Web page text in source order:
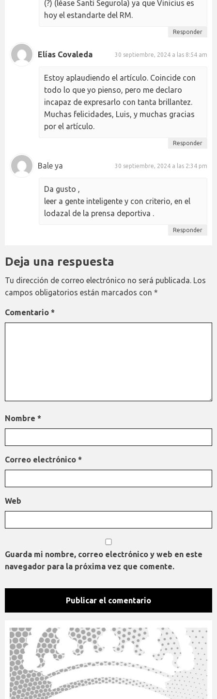
(?) (léase Santi Segurola) ya que Vinicius es
hoy el estandarte del RM.
Responder
Elías Covaleda 30 septiembre, 2024 a las 8:54 am
Estoy aplaudiendo el artículo. Coincide con
todo lo que yo pienso, pero me declaro
incapaz de expresarlo con tanta brillantez.
Muchas felicidades, Luis, y muchas gracias
por el artículo.
Responder
Bale ya 30 septiembre, 2024 a las 2:34 pm
Da gusto ,
leer a gente inteligente y con criterio, en el
lodazal de la prensa deportiva .
Responder
Deja una respuesta
Tu dirección de correo electrónico no será publicada. Los
campos obligatorios están marcados con *
Comentario *
Nombre *
Correo electrónico *
Web
Guarda mi nombre, correo electrónico y web en este
navegador para la próxima vez que comente.